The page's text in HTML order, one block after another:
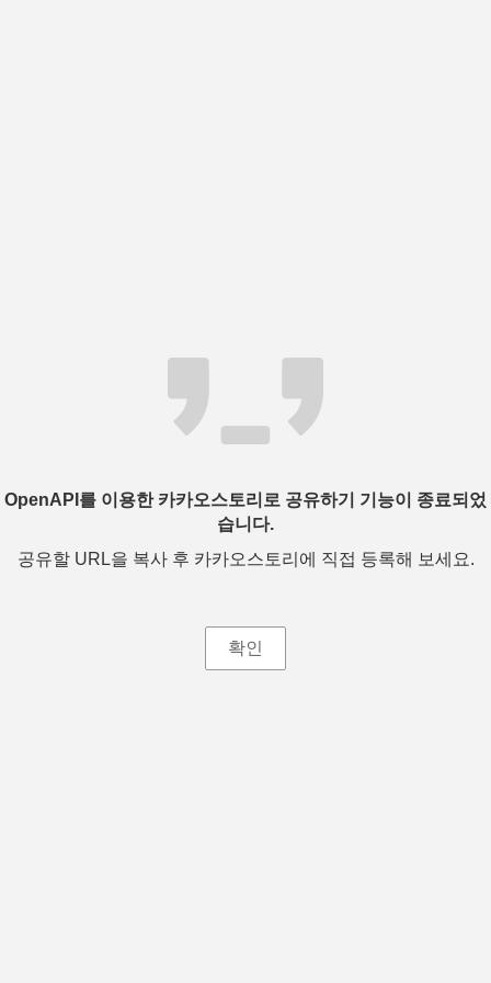
OpenAPI를 이용한 카카오스토리로 공유하기 기능이 종료되었
습니다.
공유할 URL을 복사 후 카카오스토리에 직접 등록해 보세요.
확인